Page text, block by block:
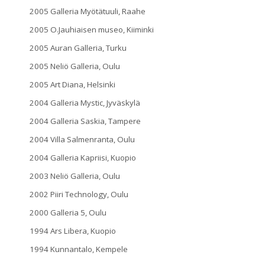
2005 Galleria Myötätuuli, Raahe
2005 O.Jauhiaisen museo, Kiiminki
2005 Auran Galleria, Turku
2005 Neliö Galleria, Oulu
2005 Art Diana, Helsinki
2004 Galleria Mystic, Jyväskylä
2004 Galleria Saskia, Tampere
2004 Villa Salmenranta, Oulu
2004 Galleria Kapriisi, Kuopio
2003 Neliö Galleria, Oulu
2002 Piiri Technology, Oulu
2000 Galleria 5, Oulu
1994 Ars Libera, Kuopio
1994 Kunnantalo, Kempele